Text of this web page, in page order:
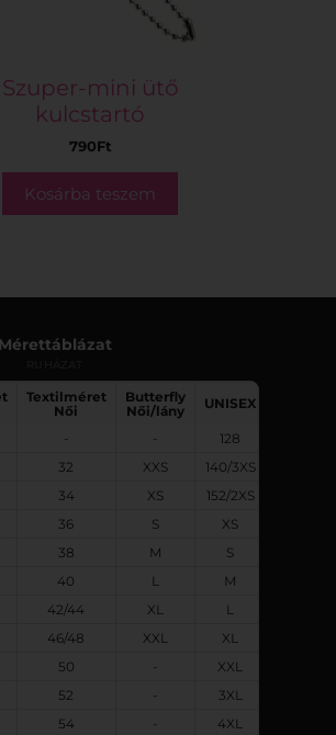
Szuper-mini ütő
kulcstartó
790Ft
Kosárba teszem
Mérettáblázat
Textilméret
Női
Butterfly
Női/lány
UNISEX
- -
128
32 XXS
140/3XS
34 XS
152/2XS
36 S
XS
38 M
S
40 L
M
42/44 XL
L
46/48 XXL
XL
50 -
XXL
52 -
3XL
54 - 4XL